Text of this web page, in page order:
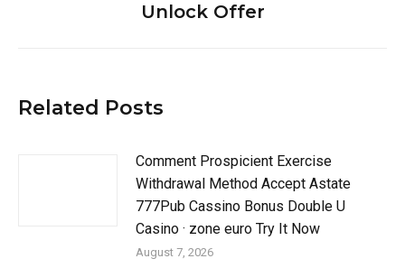
post:
Unlock Offer
Related Posts
Comment Prospicient Exercise
Withdrawal Method Accept Astate
777Pub Cassino Bonus Double U
Casino · zone euro Try It Now
August 7, 2026